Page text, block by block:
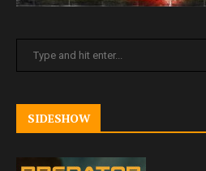
SIDESHOW